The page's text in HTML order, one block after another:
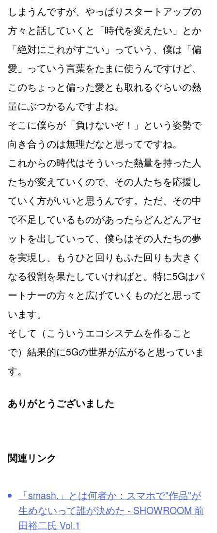
しまうんですが、やっぱりスタートアップの
方々と話していくと「時代を変えたい」とか
「絶対にこれがすごい」っていう、僕は「偏
愛」っていう言葉をたまに使うんですけど、
このちょっと偏った愛とも取れるぐらいの熱
量にぶつかるんですよね。
そこに僕らが「負けないぞ！」という姿勢で
向き合うのは無理だなと思ってですね。
これからの時代はそういった熱量を持った人
たちが変えていくので、その人たちを応援し
ていく方がいいと思うんです。ただ、その中
で不足しているものがあったらどんどんアセ
ットを出していって、僕らはその人たちの夢
を実現し、もうひと回りもふた回りも大きく
なる役割を果たしていければと。特に5Gはパ
ートナーの方々と広げていくものだと思って
います。
そして（こういうエコシステムを作ること
で）結果的に5Gの世界が広がると思っていま
す。
ありがとうございました
関連リンク
「smash.」とは何者か：スマホで"作品"が
生めないって誰が決めた - SHOWROOM 前
田裕二氏 Vol.1